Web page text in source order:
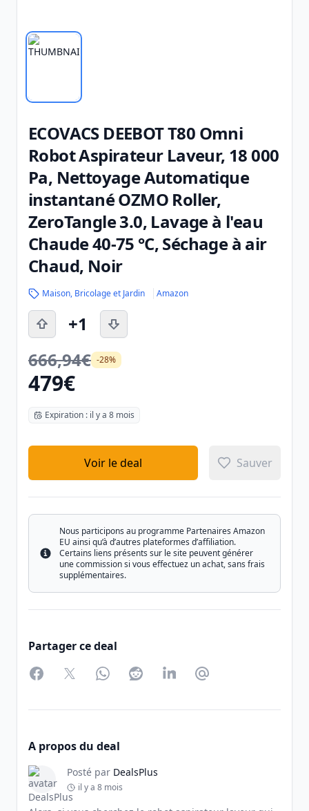
ECOVACS DEEBOT T80 Omni
Robot Aspirateur Laveur, 18 000
Pa, Nettoyage Automatique
instantané OZMO Roller,
ZeroTangle 3.0, Lavage à l'eau
Chaude 40-75 ℃, Séchage à air
Chaud, Noir
Maison, Bricolage et Jardin Amazon
+1
666,94€ -28%
479€
Expiration : il y a 8 mois
Voir le deal Sauver
Info
Nous participons au programme Partenaires Amazon
EU ainsi qu’à d’autres plateformes d’affiliation.
Certains liens présents sur le site peuvent générer
une commission si vous effectuez un achat, sans frais
supplémentaires.
Partager ce deal
FacebookTwitterWhatsAppRedditLinkedInPartager par Email
A propos du deal
Posté par DealsPlus
il y a 8 mois